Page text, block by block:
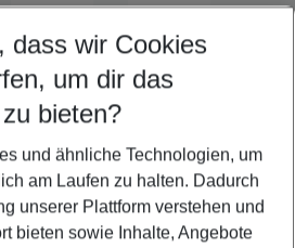
dass wir Cookies
um dir das
bieten?
und ähnliche Technologien, um
am Laufen zu halten. Dadurch
unserer Plattform verstehen und
bieten sowie Inhalte, Angebote